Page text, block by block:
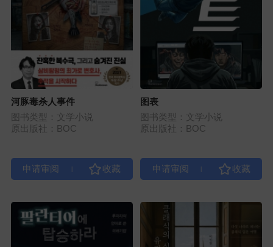
河豚毒杀人事件
图书类型：文学小说
原出版社：BOC
图表
图书类型：文学小说
原出版社：BOC